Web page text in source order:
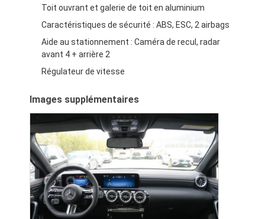
Toit ouvrant et galerie de toit en aluminium
Caractéristiques de sécurité : ABS, ESC, 2 airbags
Aide au stationnement : Caméra de recul, radar
avant 4 + arrière 2
Régulateur de vitesse
Images supplémentaires